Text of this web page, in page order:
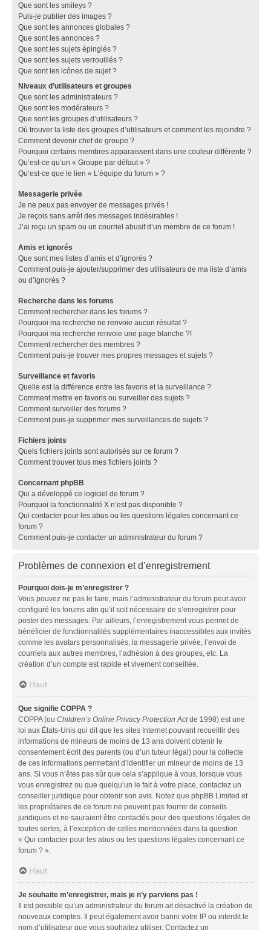
Que sont les smileys ?
Puis-je publier des images ?
Que sont les annonces globales ?
Que sont les annonces ?
Que sont les sujets épinglés ?
Que sont les sujets verrouillés ?
Que sont les icônes de sujet ?
Niveaux d’utilisateurs et groupes
Que sont les administrateurs ?
Que sont les modérateurs ?
Que sont les groupes d’utilisateurs ?
Où trouver la liste des groupes d’utilisateurs et comment les rejoindre ?
Comment devenir chef de groupe ?
Pourquoi certains membres apparaissent dans une couleur différente ?
Qu’est-ce qu’un « Groupe par défaut » ?
Qu’est-ce que le lien « L’équipe du forum » ?
Messagerie privée
Je ne peux pas envoyer de messages privés !
Je reçois sans arrêt des messages indésirables !
J’ai reçu un spam ou un courriel abusif d’un membre de ce forum !
Amis et ignorés
Que sont mes listes d’amis et d’ignorés ?
Comment puis-je ajouter/supprimer des utilisateurs de ma liste d’amis
ou d’ignorés ?
Recherche dans les forums
Comment rechercher dans les forums ?
Pourquoi ma recherche ne renvoie aucun résultat ?
Pourquoi ma recherche renvoie une page blanche ?!
Comment rechercher des membres ?
Comment puis-je trouver mes propres messages et sujets ?
Surveillance et favoris
Quelle est la différence entre les favoris et la surveillance ?
Comment mettre en favoris ou surveiller des sujets ?
Comment surveiller des forums ?
Comment puis-je supprimer mes surveillances de sujets ?
Fichiers joints
Quels fichiers joints sont autorisés sur ce forum ?
Comment trouver tous mes fichiers joints ?
Concernant phpBB
Qui a développé ce logiciel de forum ?
Pourquoi la fonctionnalité X n’est pas disponible ?
Qui contacter pour les abus ou les questions légales concernant ce
forum ?
Comment puis-je contacter un administrateur du forum ?
Problèmes de connexion et d’enregistrement
Pourquoi dois-je m’enregistrer ?
Vous pouvez ne pas le faire, mais l’administrateur du forum peut avoir
configuré les forums afin qu’il soit nécessaire de s’enregistrer pour
poster des messages. Par ailleurs, l’enregistrement vous permet de
bénéficier de fonctionnalités supplémentaires inaccessibles aux invités
comme les avatars personnalisés, la messagerie privée, l’envoi de
courriels aux autres membres, l’adhésion à des groupes, etc. La
création d’un compte est rapide et vivement conseillée.
Haut
Que signifie COPPA ?
COPPA (ou Children’s Online Privacy Protection Actde 1998) est une
loi aux États-Unis qui dit que les sites Internet pouvant recueillir des
informations de mineurs de moins de 13 ans doivent obtenir le
consentement écrit des parents (ou d’un tuteur légal) pour la collecte
de ces informations permettant d’identifier un mineur de moins de 13
ans. Si vous n’êtes pas sûr que cela s’applique à vous, lorsque vous
vous enregistrez ou que quelqu’un le fait à votre place, contactez un
conseiller juridique pour obtenir son avis. Notez que phpBB Limited et
les propriétaires de ce forum ne peuvent pas fournir de conseils
juridiques et ne sauraient être contactés pour des questions légales de
toutes sortes, à l’exception de celles mentionnées dans la question
« Qui contacter pour les abus ou les questions légales concernant ce
forum ? ».
Haut
Je souhaite m’enregistrer, mais je n’y parviens pas !
Il est possible qu’un administrateur du forum ait désactivé la création de
nouveaux comptes. Il peut également avoir banni votre IP ou interdit le
nom d’utilisateur que vous souhaitez utiliser. Contactez un